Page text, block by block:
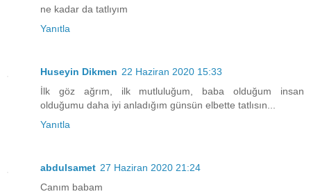
ne kadar da tatlıyım
Yanıtla
Huseyin Dikmen 22 Haziran 2020 15:33
İlk göz ağrım, ilk mutluluğum, baba olduğum insan
olduğumu daha iyi anladığım günsün elbette tatlısın...
Yanıtla
abdulsamet 27 Haziran 2020 21:24
Canım babam